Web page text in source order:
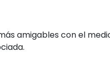
amigables con el